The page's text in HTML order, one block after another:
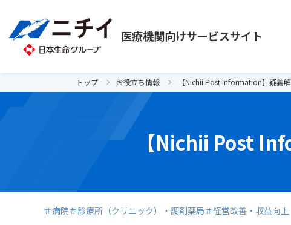
医療機関向けサービスサイト
トップ お役立ち情報 【Nichii Post Information】疑義
【Nichii Post
＃病院＃診療所（クリニック）・調剤薬局＃経営改善・収益向上